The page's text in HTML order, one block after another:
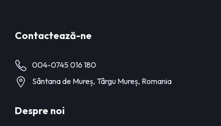
Contactează-ne
004-0745 016 180
Sântana de Mureș, Târgu Mureș, Romania
Despre noi